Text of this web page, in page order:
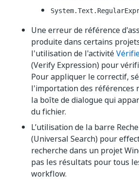
Une erreur de référence
produite dans certains
l'utilisation de l'activité
(Verify Expression) pour
Pour appliquer le correctif,
l'importation des références
la boîte de dialogue qui
du fichier.
L’utilisation de la barre
(Universal Search) pour
recherche dans un projet
pas les résultats pour tous
workflow.